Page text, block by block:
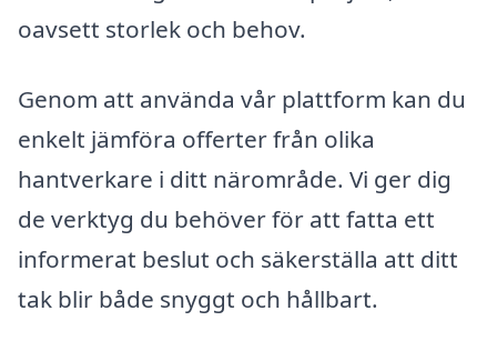
oavsett storlek och behov.
Genom att använda vår plattform kan du
enkelt jämföra offerter från olika
hantverkare i ditt närområde. Vi ger dig
de verktyg du behöver för att fatta ett
informerat beslut och säkerställa att ditt
tak blir både snyggt och hållbart.